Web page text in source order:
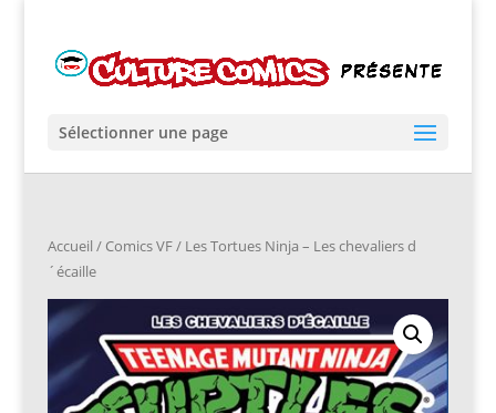
Sélectionner une page
Accueil / Comics VF/ Les Tortues Ninja – Les chevaliers d
´écaille